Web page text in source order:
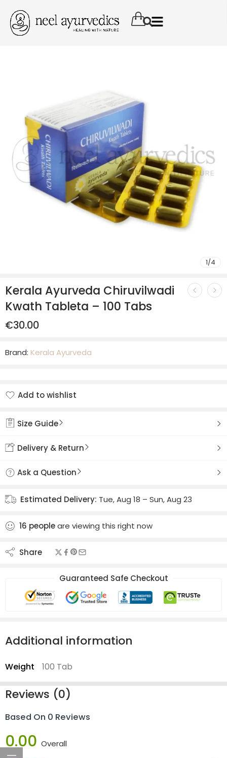
1/4
Kerala Ayurveda Chiruvilwadi
Kwath Tableta – 100 Tabs
€30.00
Brand: Kerala Ayurveda
Add to wishlist
Size Guide
Delivery & Return
Ask a Question
Estimated Delivery: Tue, Aug 18 – Sun, Aug 23
16 peopleare viewing this right now
Share
Guaranteed Safe Checkout
Additional information
Weight 100 Tab
Reviews (0)
Based On 0 Reviews
0.00 Overall